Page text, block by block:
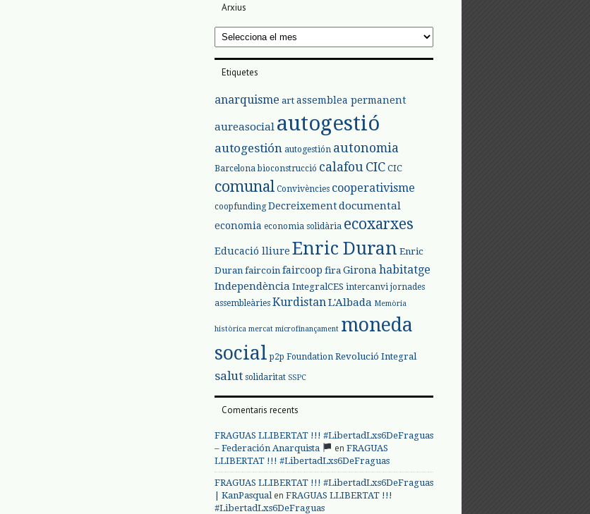
Arxius
Arxius
Etiquetes
anarquisme art assemblea permanent
aureasocial autogestió
autogestión autogestión autonomia
Barcelona bioconstrucció calafou CIC CIC
comunal Convivències cooperativisme
coopfunding Decreixementdocumental
economia economia solidària ecoxarxes
Educació lliure Enric Duran Enric
Duran faircoin faircoop fira Girona habitatge
Independència IntegralCES intercanvi jornades
assembleàries Kurdistan L'Albada Memòria
històrica mercat microfinançament moneda
social p2p Foundation Revolució Integral
salut solidaritat SSPC
Comentaris recents
FRAGUAS LLIBERTAT !!! #LibertadLxs6DeFraguas
– Federación Anarquista
en FRAGUAS
LLIBERTAT !!! #LibertadLxs6DeFraguas
FRAGUAS LLIBERTAT !!! #LibertadLxs6DeFraguas
| KanPasqualen FRAGUAS LLIBERTAT !!!
#LibertadLxs6DeFraguas